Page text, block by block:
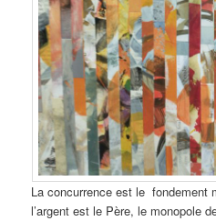
La concurrence est le fondement
l’argent est le Père, le monopole